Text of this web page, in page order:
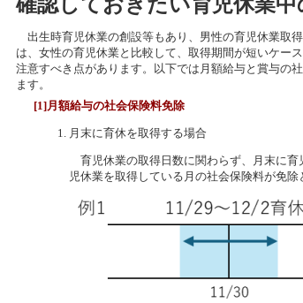
出生時育児休業の創設等もあり、男性の育児休業取
は、女性の育児休業と比較して、取得期間が短いケー
注意すべき点があります。以下では月額給与と賞与の
ます。
[1]月額給与の社会保険料免除
月末に育休を取得する場合
育児休業の取得日数に関わらず、月末に
児休業を取得している月の社会保険料が免除